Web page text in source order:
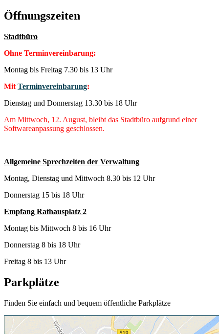
Öffnungszeiten
Stadtbüro
Ohne Terminvereinbarung:
Montag bis Freitag 7.30 bis 13 Uhr
Mit Terminvereinbarung:
Dienstag und Donnerstag 13.30 bis 18 Uhr
Am Mittwoch, 12. August, bleibt das Stadtbüro aufgrund einer
Softwareanpassung geschlossen.
Allgemeine Sprechzeiten der Verwaltung
Montag, Dienstag und Mittwoch 8.30 bis 12 Uhr
Donnerstag 15 bis 18 Uhr
Empfang Rathausplatz 2
Montag bis Mittwoch 8 bis 16 Uhr
Donnerstag 8 bis 18 Uhr
Freitag 8 bis 13 Uhr
Parkplätze
Finden Sie einfach und bequem öffentliche Parkplätze